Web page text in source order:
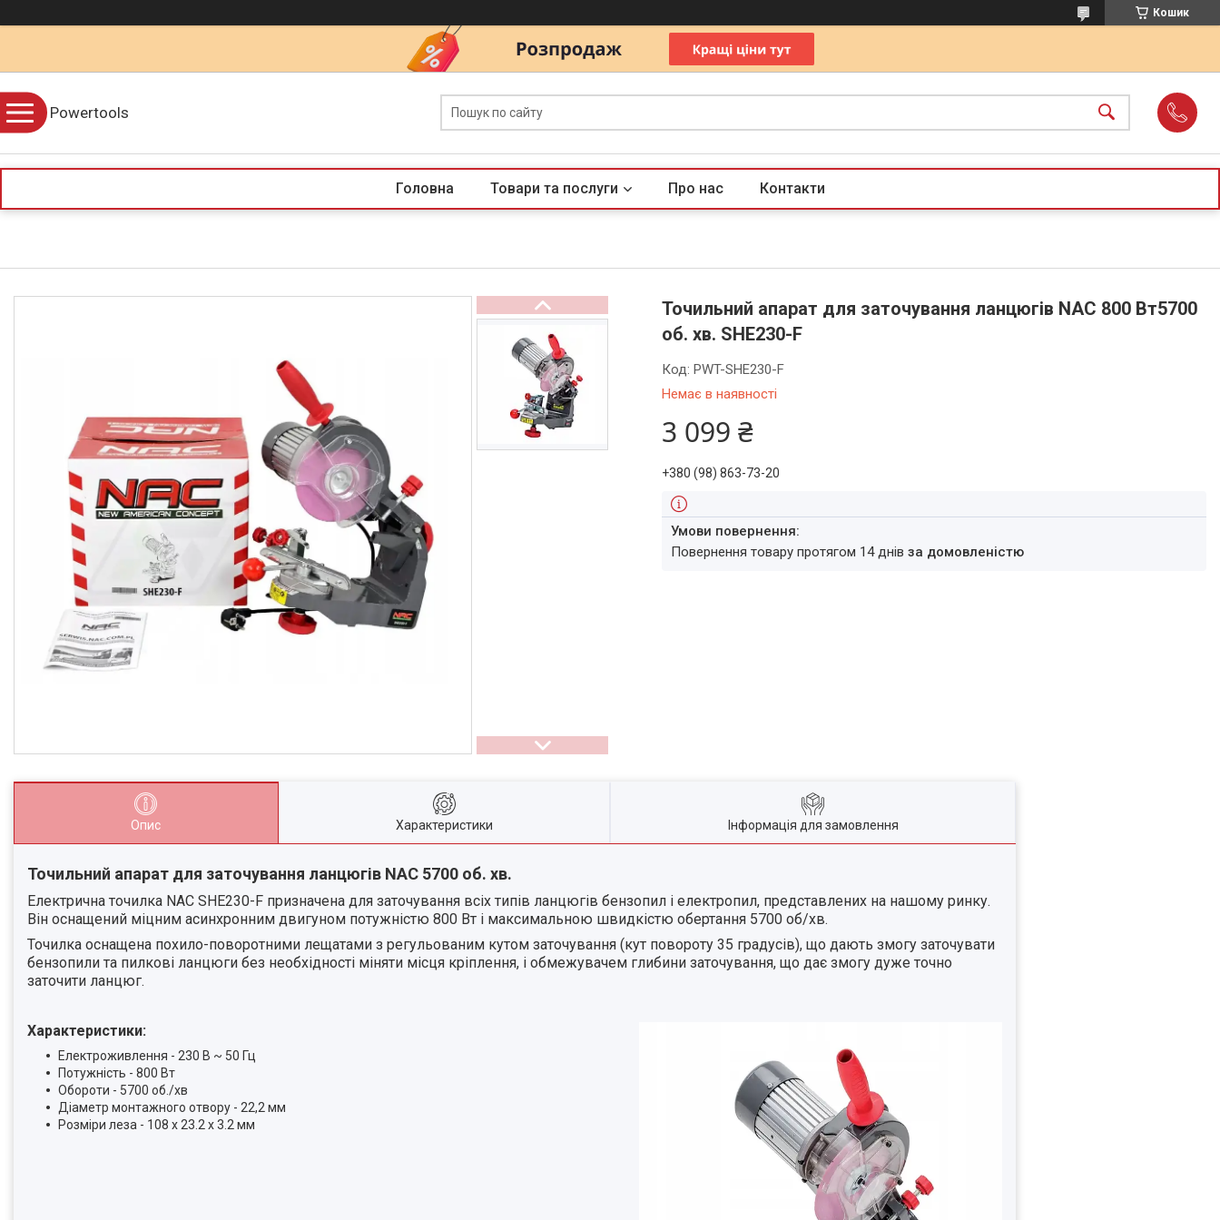
Кошик
Powertools
Головна Товари та послуги Про нас Контакти
Точильний апарат для заточування ланцюгів NAC 800 Вт5700
об. хв. SHE230-F
Немає в наявності
Код:PWT-SHE230-F
3 099 ₴
+380 (98) 863-73-20
повернення товару протягом 14 днівза домовленістю
Опис Характеристики Інформація для замовлення
Точильний апарат для заточування ланцюгів NAC 5700 об. хв.
Електрична точилка NAC SHE230-F призначена для заточування всіх типів ланцюгів бензопил і електропил, представлених на нашому ринку.
Він оснащений міцним асинхронним двигуном потужністю 800 Вт і максимальною швидкістю обертання 5700 об/хв.
Точилка оснащена похило-поворотними лещатами з регульованим кутом заточування (кут повороту 35 градусів), що дають змогу заточувати
бензопили та пилкові ланцюги без необхідності міняти місця кріплення, і обмежувачем глибини заточування, що дає змогу дуже точно
заточити ланцюг.
Характеристики:
Електроживлення - 230 В ~ 50 Гц
Потужність - 800 Вт
Обороти - 5700 об./хв
Діаметр монтажного отвору - 22,2 мм
Розміри леза - 108 x 23.2 x 3.2 мм